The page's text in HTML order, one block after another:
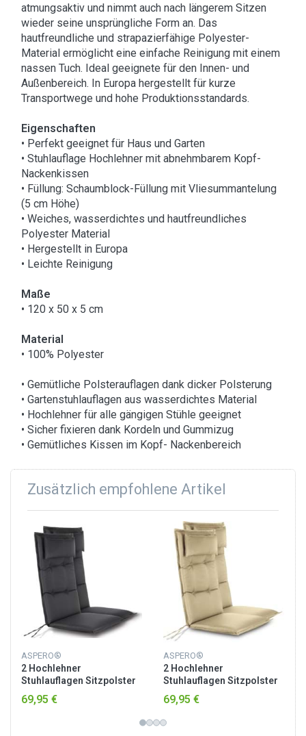
atmungsaktiv und nimmt auch nach längerem Sitzen
wieder seine unsprüngliche Form an. Das
hautfreundliche und strapazierfähige Polyester-
Material ermöglicht eine einfache Reinigung mit einem
nassen Tuch. Ideal geeignete für den Innen- und
Außenbereich. In Europa hergestellt für kurze
Transportwege und hohe Produktionsstandards.
Eigenschaften
• Perfekt geeignet für Haus und Garten
• Stuhlauflage Hochlehner mit abnehmbarem Kopf-
Nackenkissen
• Füllung: Schaumblock-Füllung mit Vliesummantelung
(5 cm Höhe)
• Weiches, wasserdichtes und hautfreundliches
Polyester Material
• Hergestellt in Europa
• Leichte Reinigung
Maße
• 120 x 50 x 5 cm
Material
• 100% Polyester
• Gemütliche Polsterauflagen dank dicker Polsterung
• Gartenstuhlauflagen aus wasserdichtes Material
• Hochlehner für alle gängigen Stühle geeignet
• Sicher fixieren dank Kordeln und Gummizug
• Gemütliches Kissen im Kopf- Nackenbereich
Zusätzlich empfohlene Artikel
ASPERO®
2 Hochlehner
Stuhlauflagen Sitzpolster
Anthrazit
69,95 €
ASPERO®
2 Hochlehner
Stuhlauflagen Sitzpolster
Beige
69,95 €